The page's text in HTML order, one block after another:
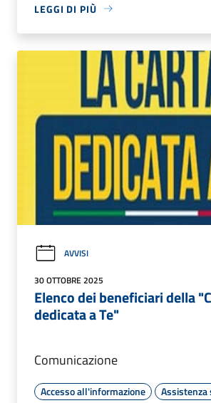
LEGGI DI PIÙ
AVVISI
30 OTTOBRE 2025
Elenco dei beneficiari della
dedicata a Te"
Comunicazione
Accesso all'informazione Assistenza